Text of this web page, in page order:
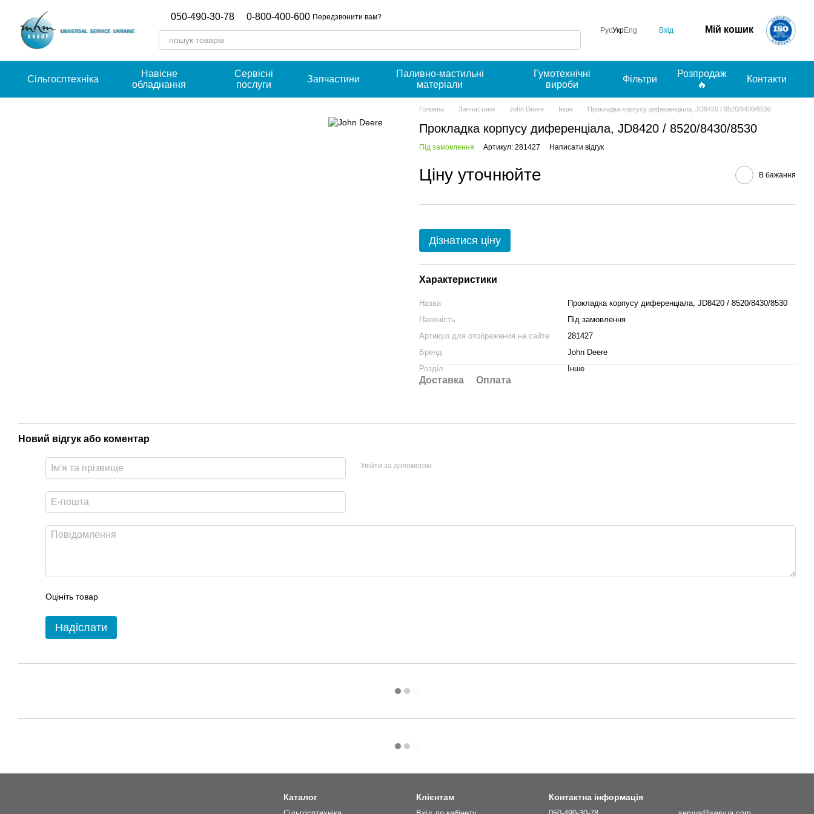
Перейти к основному контенту
050-490-30-78 0-800-400-600 Передзвонити вам?
РусУкрEng Вхід Мій кошик
Сільгосптехніка
Навісне
обладнання
Сервісні
послуги
Запчастини
Паливно-мастильні
матеріали
Гумотехнічні
вироби
Фільтри
Розпродаж
🔥
Контакти
Головна Запчастини John Deere Інше Прокладка корпусу диференціала, JD8420 / 8520/8430/8530
Прокладка корпусу диференціала, JD8420 / 8520/8430/8530
Під замовлення Артикул: 281427 Написати відгук
Ціну уточнюйте В бажання
Дізнатися ціну
Характеристики
Назва
Прокладка корпусу диференціала, JD8420 / 8520/8430/8530
Наявність
Під замовлення
Артикул для отображения на сайте
281427
Бренд
John Deere
Розділ
Інше
Доставка Оплата
Новий відгук або коментар
Увійти за допомогою
Оцініть товар
Надіслати
Каталог Клієнтам Контактна інформація